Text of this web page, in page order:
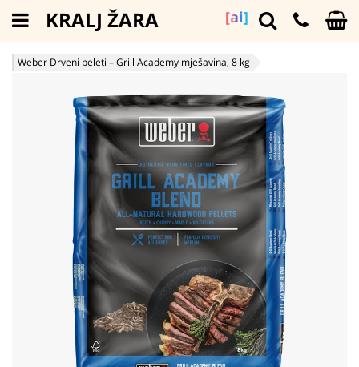
[ai]
KRALJ ŽARA
Weber Drveni peleti – Grill Academy mješavina, 8 kg